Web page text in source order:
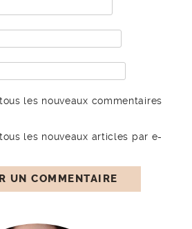
les nouveaux commentaires
les nouveaux articles par e-